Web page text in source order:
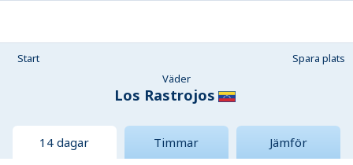
Start
Spara plats
Väder
Los Rastrojos
14 dagar Timmar Jämför